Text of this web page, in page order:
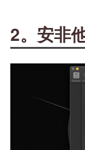
2。安非